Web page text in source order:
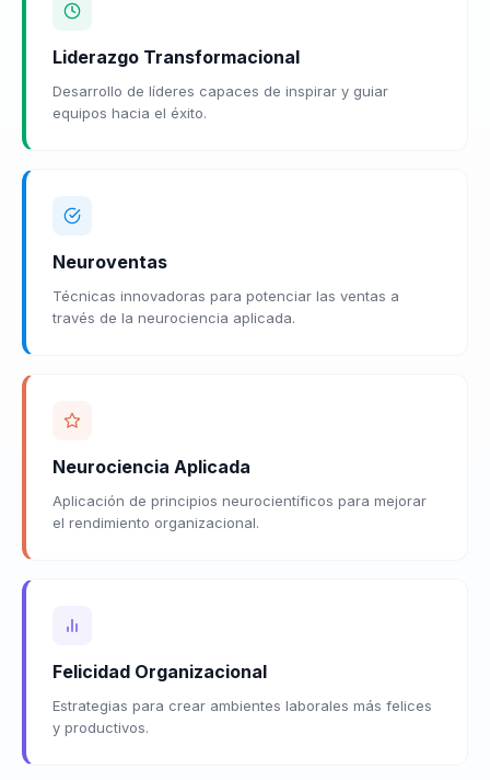
Liderazgo Transformacional
Desarrollo de líderes capaces de inspirar y guiar
equipos hacia el éxito.
Neuroventas
Técnicas innovadoras para potenciar las ventas a
través de la neurociencia aplicada.
Neurociencia Aplicada
Aplicación de principios neurocientíficos para mejorar
el rendimiento organizacional.
Felicidad Organizacional
Estrategias para crear ambientes laborales más felices
y productivos.